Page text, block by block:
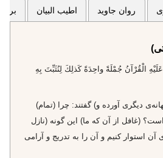
روان جاوید اطیب البیان
الْقُرْآنُ جُمْلَةً واحِدَةً كَذلِكَ لِنُثَبِّتَ بِهِ
ديگرى آورده و) گفتند: چرا (تمام)
(غافل از آن كه ما) اين گونه (نازل
آن استوار كنيم و آن را به تدريج و آرامى